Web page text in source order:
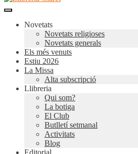
Novetats
Novetats religioses
Novetats generals
Els més venuts
Estiu 2026
La Missa
Alta subscripció
Llibreria
Qui som?
La botiga
El Club
Butlletí setmanal
Activitats
Blog
Editorial